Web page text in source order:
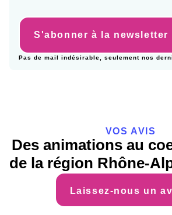
S'abonner à la newsletter
Pas de mail indésirable, seulement nos
VOS AVIS
Des animations au
de la région Rhône-
Laissez-nous un